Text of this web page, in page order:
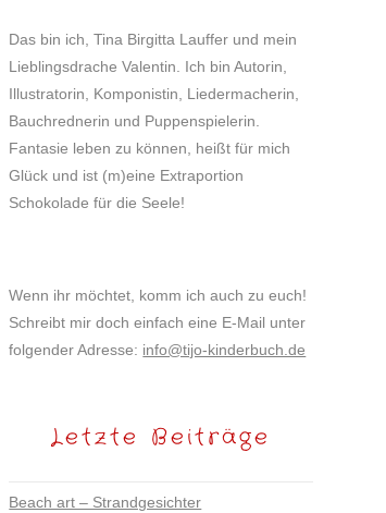
Das bin ich, Tina Birgitta Lauffer und mein
Lieblingsdrache Valentin. Ich bin Autorin,
Illustratorin, Komponistin, Liedermacherin,
Bauchrednerin und Puppenspielerin.
Fantasie leben zu können, heißt für mich
Glück und ist (m)eine Extraportion
Schokolade für die Seele!
Wenn ihr möchtet, komm ich auch zu euch!
Schreibt mir doch einfach eine E-Mail unter
folgender Adresse: info@tijo-kinderbuch.de
Letzte Beiträge
Beach art – Strandgesichter